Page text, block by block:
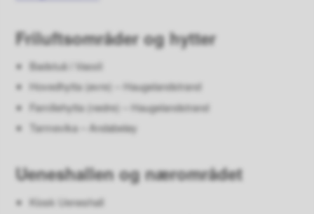
Friluftsområder og hytter
Badstuå i Vassli
Hovedhytta (øvre) – Haugelandstrand
Familiehytta (nedre) – Haugelandstrand
Tarmevika – Andabeløy
Ueneshallen og nærområdet
Kiosk Ueneshall